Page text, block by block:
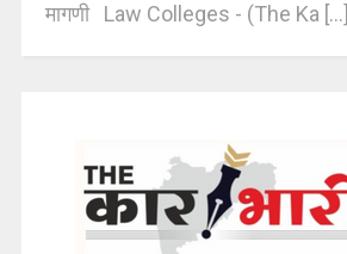
मागणी Law Colleges - (The Ka [...]